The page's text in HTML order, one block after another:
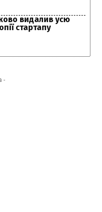
видалив усю
стартапу
-